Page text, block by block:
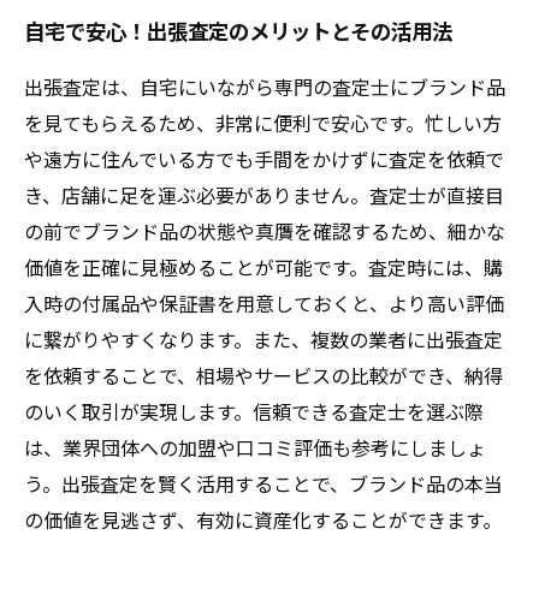
自宅で安心！出張査定のメリットとその活用法
出張査定は、自宅にいながら専門の査定士にブランド品
を見てもらえるため、非常に便利で安心です。忙しい方
や遠方に住んでいる方でも手間をかけずに査定を依頼で
き、店舗に足を運ぶ必要がありません。査定士が直接目
の前でブランド品の状態や真贋を確認するため、細かな
価値を正確に見極めることが可能です。査定時には、購
入時の付属品や保証書を用意しておくと、より高い評価
に繋がりやすくなります。また、複数の業者に出張査定
を依頼することで、相場やサービスの比較ができ、納得
のいく取引が実現します。信頼できる査定士を選ぶ際
は、業界団体への加盟や口コミ評価も参考にしましょ
う。出張査定を賢く活用することで、ブランド品の本当
の価値を見逃さず、有効に資産化することができます。